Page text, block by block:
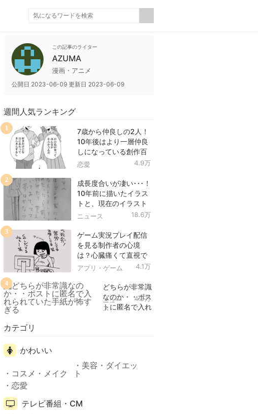
この記事のライター
AZUMA
漫画・アニメ
公開日 2023-06-09 更新日 2023-06-09
週間人気ランキング
7歳から仲良しの2人！
10年後はより一層仲良
しになっている創作百
合！
恋愛 4.9万
1
成長度合いが凄い･･･！
10年前に描いたイラス
トと、現在のイラスト
を投稿したツイートが
ニュース 18.6万
2
ゲーム実況プレイ配信
を見る制作者の心境
は？心臓痛くて直視で
きなかった！
アプリ・ゲーム 4.1万
3
どちらが非常識
なのか・・ポス
トに匿名で入れ
ニュー
ス
4.9万
4
カテゴリ
かわいい
コスメ・メイク
美容・ダイエッ
ト
恋愛
テレビ番組・CM